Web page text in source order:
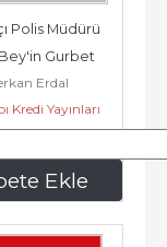
Ekle
Polis Müdürü
Gurbet
(1918–1921) -
Erdal
Kredi Yayınları
,50